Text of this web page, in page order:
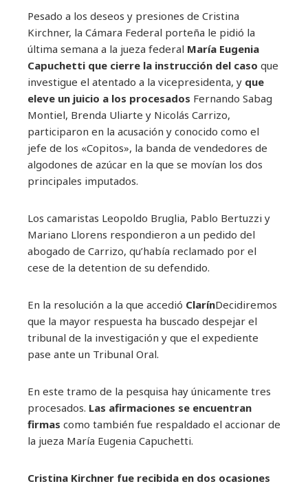
Pesado a los deseos y presiones de Cristina
Kirchner, la Cámara Federal porteña le pidió la
última semana a la jueza federal María Eugenia
Capuchetti que cierre la instrucción del caso que
investigue el atentado a la vicepresidenta, y que
eleve un juicio a los procesados Fernando Sabag
Montiel, Brenda Uliarte y Nicolás Carrizo,
participaron en la acusación y conocido como el
jefe de los «Copitos», la banda de vendedores de
algodones de azúcar en la que se movían los dos
principales imputados.
Los camaristas Leopoldo Bruglia, Pablo Bertuzzi y
Mariano Llorens respondieron a un pedido del
abogado de Carrizo, qu’había reclamado por el
cese de la detention de su defendido.
En la resolución a la que accedió ClarínDecidiremos
que la mayor respuesta ha buscado despejar el
tribunal de la investigación y que el expediente
pase ante un Tribunal Oral.
En este tramo de la pesquisa hay únicamente tres
procesados. Las afirmaciones se encuentran
firmas como también fue respaldado el accionar de
la jueza María Eugenia Capuchetti.
Cristina Kirchner fue recibida en dos ocasiones